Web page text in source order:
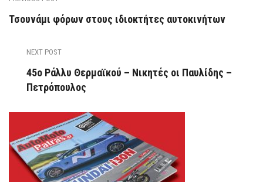
Τσουνάμι φόρων στους ιδιοκτήτες αυτοκινήτων
NEXT POST
45ο Ράλλυ Θερμαϊκού – Νικητές οι Παυλίδης –
Πετρόπουλος